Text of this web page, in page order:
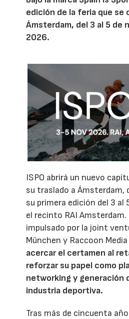
edición de la feria que se
Ámsterdam, del 3 al 5 de
2026.
ISPO abrirá un nuevo
su traslado a Ámsterdam,
su primera edición del 3 al
el recinto RAI Amsterdam.
impulsado por la joint
München y Raccoon
acercar el certamen al
reforzar su papel como
networking y generación
industria deportiva.
Tras más de cincuenta